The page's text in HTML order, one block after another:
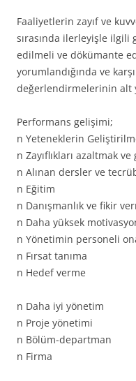
Faaliyetlerin zayıf ve
sırasında ilerleyişle
edilmeli ve dökümante
yorumlandığında ve
değerlendirmelerinin alt
Performans gelişimi;
n Yeteneklerin
n Zayıflıkları azaltmak
n Alınan dersler ve
n Eğitim
n Danışmanlık ve fikir
n Daha yüksek
n Yönetimin personeli
n Fırsat tanıma
n Hedef verme
n Daha iyi yönetim
n Proje yönetimi
n Bölüm-departman
n Firma